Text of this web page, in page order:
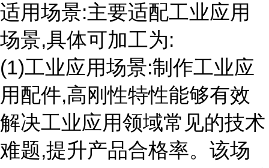
适用场景:主要适配工业应用
场景,具体可加工为:
(1)工业应用场景:制作工业应
用配件,高刚性特性能够有效
解决工业应用领域常见的技术
难题,提升产品合格率。该场